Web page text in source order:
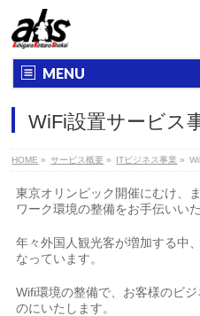
MENU
WiFi設置サービス
HOME » サービス概要 » ITビジネス事業 »
東京オリンピック開催にむけ、
ワーク環境の整備をお手伝いい
年々外国人観光客が増加する中
なっています。
Wifi環境の整備で、お客様のビ
のにいたします。